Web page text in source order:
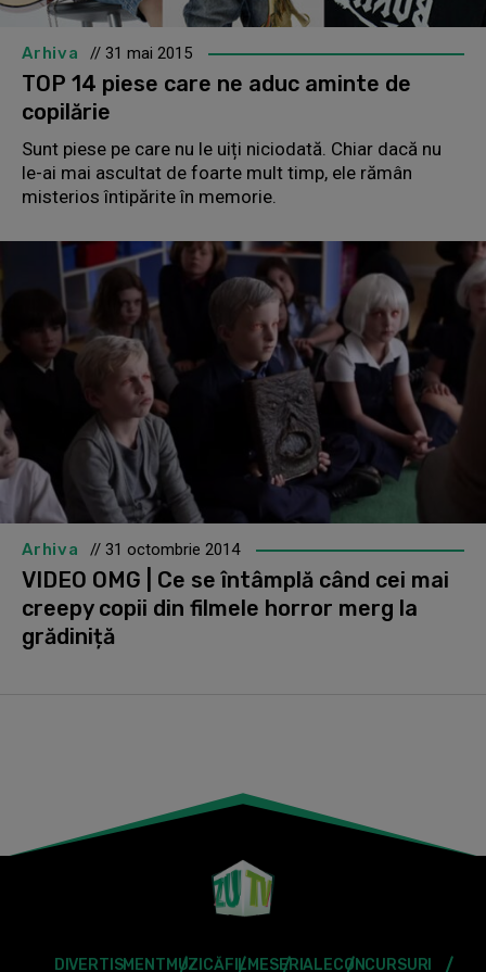
Arhiva // 31 mai 2015
TOP 14 piese care ne aduc aminte de
copilărie
Sunt piese pe care nu le uiți niciodată. Chiar dacă nu
le-ai mai ascultat de foarte mult timp, ele rămân
misterios întipărite în memorie.
Arhiva // 31 octombrie 2014
VIDEO OMG | Ce se întâmplă când cei mai
creepy copii din filmele horror merg la
grădiniță
DIVERTISMENT MUZICĂFILMESERIALECONCURSURI